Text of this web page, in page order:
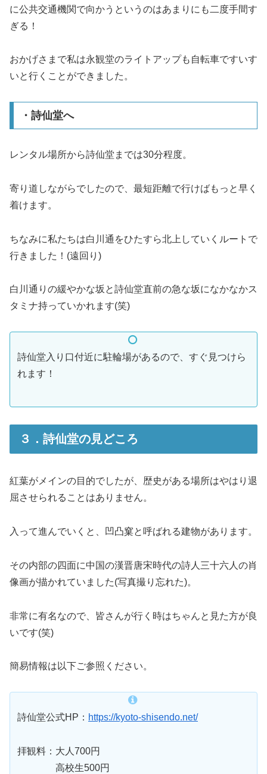
に公共交通機関で向かうというのはあまりにも二度手間す
ぎる！
おかげさまで私は永観堂のライトアップも自転車ですいす
いと行くことができました。
・詩仙堂へ
レンタル場所から詩仙堂までは30分程度。
寄り道しながらでしたので、最短距離で行けばもっと早く
着けます。
ちなみに私たちは白川通をひたすら北上していくルートで
行きました！(遠回り)
白川通りの緩やかな坂と詩仙堂直前の急な坂になかなかス
タミナ持っていかれます(笑)
詩仙堂入り口付近に駐輪場があるので、すぐ見つけら
れます！
３．詩仙堂の見どころ
紅葉がメインの目的でしたが、歴史がある場所はやはり退
屈させられることはありません。
入って進んでいくと、凹凸窠と呼ばれる建物があります。
その内部の四面に中国の漢晋唐宋時代の詩人三十六人の肖
像画が描かれていました(写真撮り忘れた)。
非常に有名なので、皆さんが行く時はちゃんと見た方が良
いです(笑)
簡易情報は以下ご参照ください。
詩仙堂公式HP： https://kyoto-shisendo.net/
拝観料：大人700円
高校生500円